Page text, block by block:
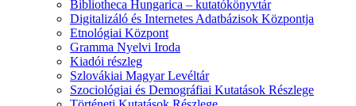
Bibliotheca Hungarica – kutatókönyvtár
Digitalizáló és Internetes Adatbázisok Központja
Etnológiai Központ
Gramma Nyelvi Iroda
Kiadói részleg
Szlovákiai Magyar Levéltár
Szociológiai és Demográfiai Kutatások Részlege